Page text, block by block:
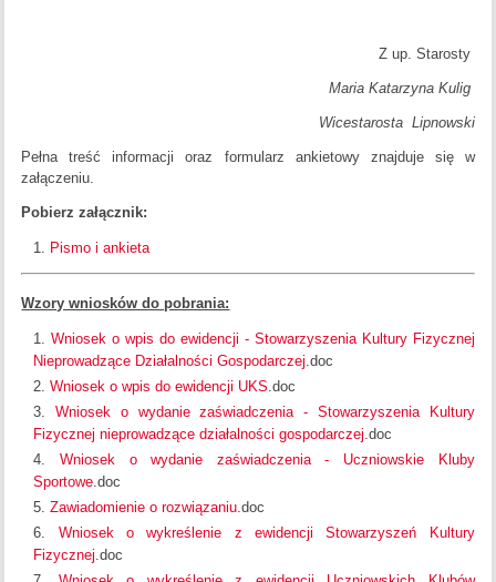
Z up. Starosty
Maria Katarzyna Kulig
Wicestarosta Lipnowski
Pełna treść informacji oraz formularz ankietowy znajduje się w
załączeniu.
Pobierz załącznik:
Pismo i ankieta
Wzory wniosków do pobrania:
Wniosek o wpis do ewidencji - Stowarzyszenia Kultury Fizycznej
Nieprowadzące Działalności Gospodarczej.doc
Wniosek o wpis do ewidencji UKS.doc
Wniosek o wydanie zaświadczenia - Stowarzyszenia Kultury
Fizycznej nieprowadzące działalności gospodarczej.doc
Wniosek o wydanie zaświadczenia - Uczniowskie Kluby
Sportowe.doc
Zawiadomienie o rozwiązaniu.doc
Wniosek o wykreślenie z ewidencji Stowarzyszeń Kultury
Fizycznej.doc